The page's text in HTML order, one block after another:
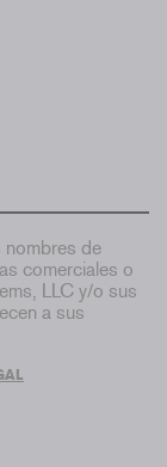
nombres de
comerciales o
LLC y/o sus
a sus